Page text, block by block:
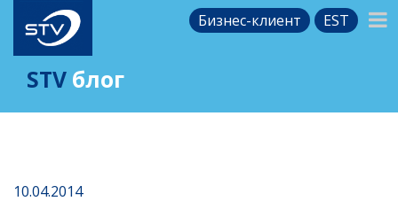
Бизнес-клиент EST
STV блог
10.04.2014